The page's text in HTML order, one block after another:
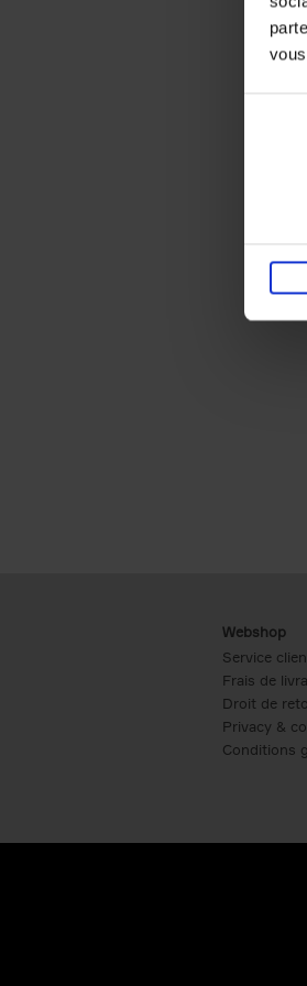
Webshop
Service
Frais de
Droit de
Privacy &
Conditions